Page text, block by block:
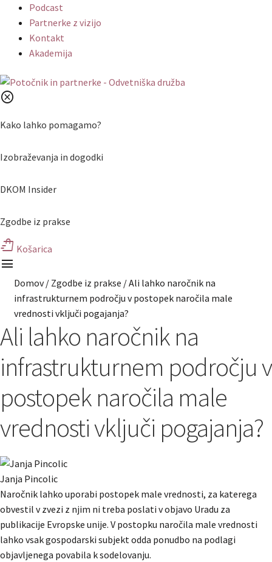
Podcast
Partnerke z vizijo
Kontakt
Akademija
cancel
Kako lahko pomagamo?
Izobraževanja in dogodki
DKOM Insider
Zgodbe iz prakse
shopping_bag_speed Košarica
menu
Domov/ Zgodbe iz prakse /Ali lahko naročnik na
infrastrukturnem področju v postopek naročila male
vrednosti vključi pogajanja?
Ali lahko naročnik na
infrastrukturnem področju v
postopek naročila male
vrednosti vključi pogajanja?
Janja Pincolic
Naročnik lahko uporabi postopek male vrednosti, za katerega
obvestil v zvezi z njim ni treba poslati v objavo Uradu za
publikacije Evropske unije. V postopku naročila male vrednosti
lahko vsak gospodarski subjekt odda ponudbo na podlagi
objavljenega povabila k sodelovanju.